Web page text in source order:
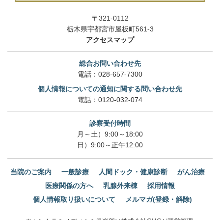
〒321-0112
栃木県宇都宮市屋板町561-3
アクセスマップ
総合お問い合わせ先
電話： 028-657-7300
個人情報についての通知に関する問い合わせ先
電話： 0120-032-074
診察受付時間
月～土）9:00～18:00
日）9:00～正午12:00
当院のご案内 一般診療 人間ドック・健康診断
がん治療
医療関係の方へ
乳腺外来棟
採用情報
個人情報取り扱いについて
メルマガ(登録・解除)